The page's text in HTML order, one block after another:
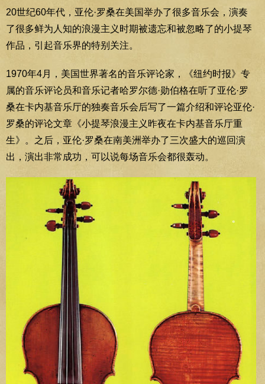
20世纪60年代，亚伦·罗桑在美国举办了很多音乐会，演奏
了很多鲜为人知的浪漫主义时期被遗忘和被忽略了的小提琴
作品，引起音乐界的特别关注。
1970年4月，美国世界著名的音乐评论家，《纽约时报》专
属的音乐评论员和音乐记者哈罗尔德·勋伯格在听了亚伦·罗
桑在卡内基音乐厅的独奏音乐会后写了一篇介绍和评论亚伦·
罗桑的评论文章《小提琴浪漫主义昨夜在卡内基音乐厅重
生》。之后，亚伦·罗桑在南美洲举办了三次盛大的巡回演
出，演出非常成功，可以说每场音乐会都很轰动。